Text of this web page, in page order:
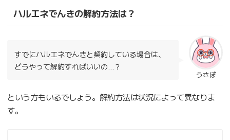
ハルエネでんきの解約方法は？
うさぽ
すでにハルエネでんきと契約している場合は、
どうやって解約すればいいの…？
という方もいるでしょう。解約方法は状況によって異なりま
す。